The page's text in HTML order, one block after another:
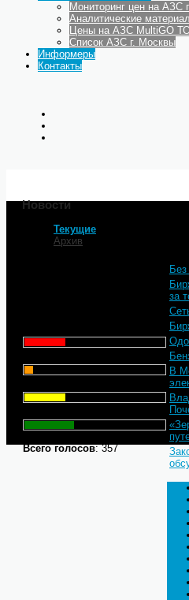
Мониторинг цен на АЗС
Аналитические
Цены на АЗС MultiGO
Список АЗС г. Москвы
Информеры
Контакты
Новости
Текущие
Архив
Всего голосов: 357
за
В